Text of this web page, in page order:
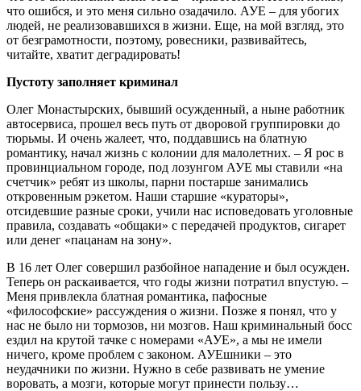
что ошибся, и это меня сильно озадачило. АУЕ – для убогих
людей, не реализовавшихся в жизни. Еще, на мой взгляд, это
от безграмотности, поэтому, ровесники, развивайтесь,
читайте, хватит деградировать!
Пустоту заполняет криминал
Олег Монастырских, бывший осужденный, а ныне работник
автосервиса, прошел весь путь от дворовой группировки до
тюрьмы. И очень жалеет, что, поддавшись на блатную
романтику, начал жизнь с колонии для малолетних. – Я рос в
провинциальном городе, под лозунгом АУЕ мы ставили «на
счетчик» ребят из школы, парни постарше занимались
откровенным рэкетом. Наши старшие «кураторы»,
отсидевшие разные сроки, учили нас исповедовать уголовные
правила, создавать «общаки» с передачей продуктов, сигарет
или денег «пацанам на зону».
В 16 лет Олег совершил разбойное нападение и был осужден.
Теперь он раскаивается, что годы жизни потратил впустую. –
Меня привлекла блатная романтика, пафосные
«философские» рассуждения о жизни. Позже я понял, что у
нас не было ни тормозов, ни мозгов. Наш криминальный босс
ездил на крутой тачке с номерами «АУЕ», а мы не имели
ничего, кроме проблем с законом. АУЕшники – это
неудачники по жизни. Нужно в себе развивать не умение
воровать, а мозги, которые могут принести пользу…